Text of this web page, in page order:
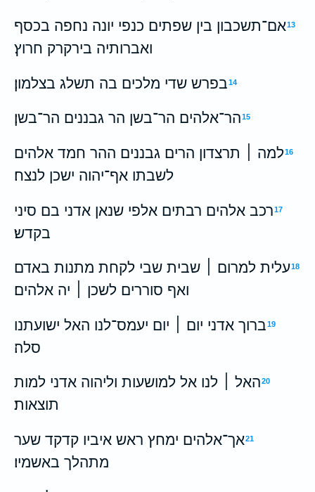
13אם־תשכבון בין שפתים כנפי יונה נחפה בכסף
ואברותיה בירקרק חרוץ׃
14בפרש שדי מלכים בה תשלג בצלמון׃
15הר־אלהים הר־בשן הר גבננים הר־בשן׃
16למה ׀ תרצדון הרים גבננים ההר חמד אלהים
לשבתו אף־יהוה ישכן לנצח׃
17רכב אלהים רבתים אלפי שנאן אדני בם סיני
בקדש׃
18עלית למרום ׀ שבית שבי לקחת מתנות באדם
ואף סוררים לשכן ׀ יה אלהים׃
19ברוך אדני יום ׀ יום יעמס־לנו האל ישועתנו
סלה׃
20האל ׀ לנו אל למושעות וליהוה אדני למות
תוצאות׃
21אך־אלהים ימחץ ראש איביו קדקד שער
מתהלך באשמיו׃